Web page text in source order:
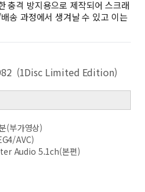
충격 방지용으로 제작되어 스크래
송 과정에서 생겨날 수 있고 이는
(1Disc Limited Edition)
(부가영상)
AVC)
Audio 5.1ch(본편)